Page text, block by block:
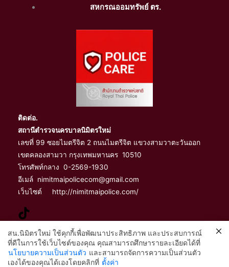
สหกรณออมทรัพย์ ตร.
ติดต่อ.
สถานีตำรวจนครบาลนิมิตรใหม่
เลขที่ 99 ซอยไมตรีจิต 2 ถนนไมตรีจิต แขวงสามวาตะวันออก
เขตคลองสามวา กรุงเทพมหานคร 10510
โทรศัพท์กลาง 0-2569-1930
อีเมล์ nimitmaipolicecom@gmail.com
เว็บไซต์ http://nimitmaipolice.com/
จัดทำและเผยแพร่โดย
ฝ่ายอำนวยการ สถานีตำรวจนครบาลนิมิตรใหม่
สน.นิมิตรใหม่ ใช้คุกกี้เพื่อพัฒนาประสิทธิภาพ และประสบการณ์
ที่ดีในการใช้เว็บไซต์ของคุณ คุณสามารถศึกษารายละเอียดได้ที่
นโยบายความเป็นส่วนตัว และสามารถจัดการความเป็นส่วนตัว
เองได้ของคุณได้เองโดยคลิกที่ ตั้งค่า